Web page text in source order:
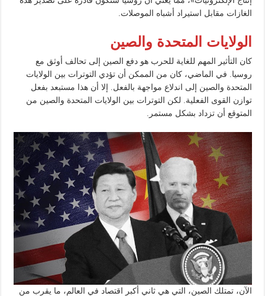
الغازات مقابل استيراد أشباه الموصلات.
الولايات المتحدة والصين
كان التأثير المهم للغاية للحرب هو دفع الصين إلى تحالف أوثق مع
روسيا. في الماضي، كان من الممكن أن تؤدي التوترات بين الولايات
المتحدة والصين إلى اندلاع مواجهة بالفعل. إلا أن هذا مستبعد بفعل
توازن القوى الفعلية. لكن التوترات بين الولايات المتحدة والصين من
المتوقع أن تزداد بشكل مستمر.
الآن، تمتلك الصين، التي هي ثاني أكبر اقتصاد في العالم، ما يقرب من